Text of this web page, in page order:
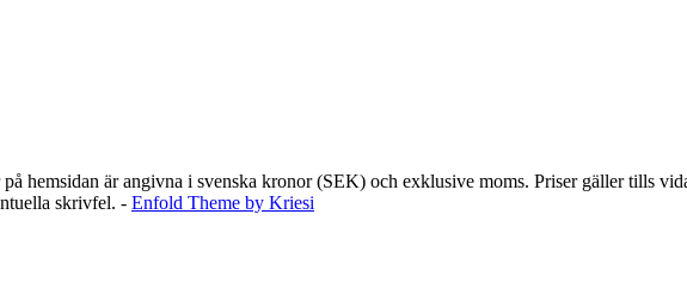
hemsidan är angivna i svenska kronor (SEK) och exklusive moms. Priser gäller tills
skrivfel. - Enfold Theme by Kriesi